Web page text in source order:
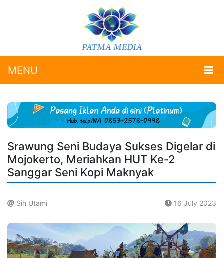
MENU
Srawung Seni Budaya Sukses Digelar di
Mojokerto, Meriahkan HUT Ke-2
Sanggar Seni Kopi Maknyak
Sih Utami 16 July 2023